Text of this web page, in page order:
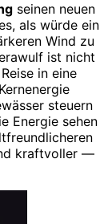
seinen neuen
als würde ein
Wind zu
ist nicht
in eine
steuern
Energie sehen
kraftvoller —